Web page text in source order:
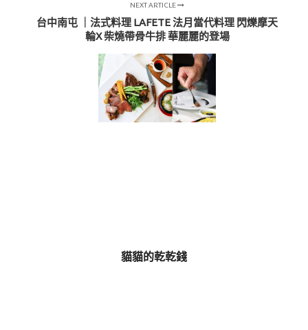
NEXT ARTICLE
台中南屯 ｜法式料理 LAFETE 法月當代料理 閃爍摩天
輪X 柴燒帶骨牛排 華麗麗的登場
貓貓的乾乾錢